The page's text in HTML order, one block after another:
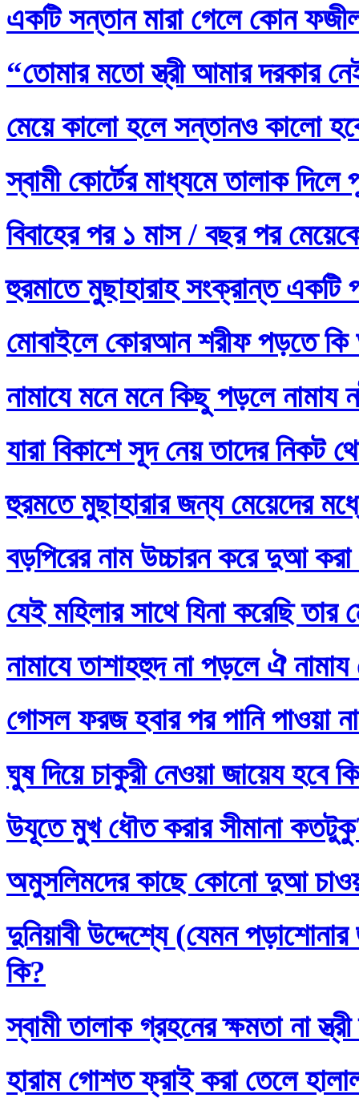
একটি সন্তান মারা গেলে কোন
“তোমার মতো স্ত্রী আমার দরকার
মেয়ে কালো হলে সন্তানও কালো
স্বামী কোর্টের মাধ্যমে তালাক দিলে
বিবাহের পর ১ মাস / বছর পর
হুরমাতে মুছাহারাহ সংক্রান্ত
মোবাইলে কোরআন শরীফ পড়তে
নামাযে মনে মনে কিছু পড়লে নামায
যারা বিকাশে সূদ নেয় তাদের নিকট
হুরমতে মুছাহারার জন্য মেয়েদের
বড়পিরের নাম উচ্চারন করে দুআ করা
যেই মহিলার সাথে যিনা করেছি তার
নামাযে তাশাহহুদ না পড়লে ঐ
গোসল ফরজ হবার পর পানি পাওয়া
ঘুষ দিয়ে চাকুরী নেওয়া জায়েয হবে
উযূতে মুখ ধৌত করার সীমানা
অমুসলিমদের কাছে কোনো দুআ
দুনিয়াবী উদ্দেশ্যে (যেমন
কি?
স্বামী তালাক গ্রহনের ক্ষমতা না
হারাম গোশত ফ্রাই করা তেলে